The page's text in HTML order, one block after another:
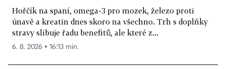
Hořčík na spaní, omega-3 pro mozek, železo proti
únavě a kreatin dnes skoro na všechno. Trh s doplňky
stravy slibuje řadu benefitů, ale které z...
6. 8. 2026 ▪ 16:13 min.